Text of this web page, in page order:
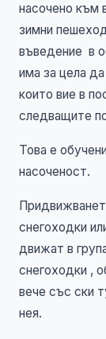
насочено към
зимни
въведение в
има за цела
които вие в
следващите
Това е
насоченост.
снегоходки
движат в
снегоходки ,
вече със ски
нея.